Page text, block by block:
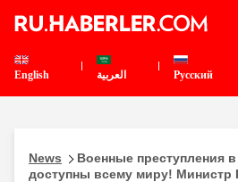
English العربية Pусский
News
Военные преступления в
доступны всему миру! Министр